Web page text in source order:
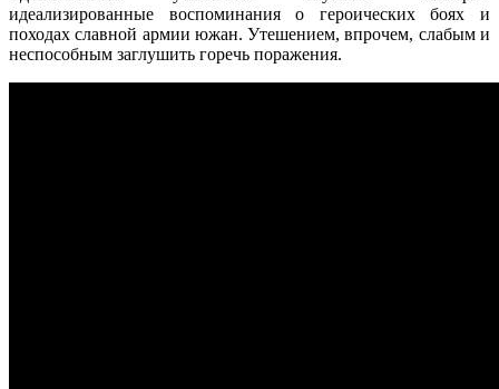
идеализированные воспоминания о героических боях и
походах славной армии южан. Утешением, впрочем, слабым и
неспособным заглушить горечь поражения.